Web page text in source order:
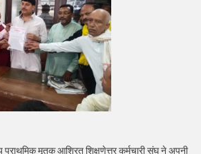
मृतक आश्रित शिक्षणेत्तर कर्मचारी संघ ने अपनी